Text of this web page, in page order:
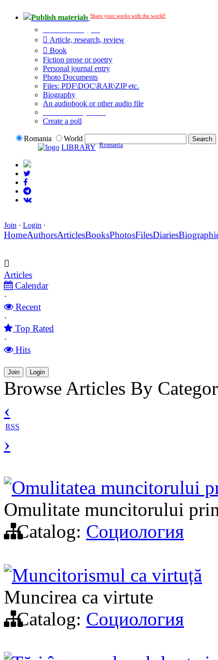
Publish materials Share your works with the world!
Article, research, review
Book
Fiction prose or poetry
Personal journal entry
Photo Documents
Files: PDF\DOC\RAR\ZIP etc.
Biography
An audiobook or other audio file
Create a poll
Romania
World
LIBRARY Romania
Join · Login ·
HomeAuthorsArticlesBooksPhotosFilesDiaries
Articles
Calendar
·
Recent
·
Top Rated
·
Hits
Join Login
Browse Articles By
‹
RSS
›
Omulitatea muncitorului
Omulitate muncitorului
Catalog: Социология
Muncitorismul ca virtuță
Muncirea ca virtute
Catalog: Социология